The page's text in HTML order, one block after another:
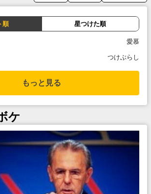
順 星つけた順
愛慕
つけぶらし
もっと見る
ケ